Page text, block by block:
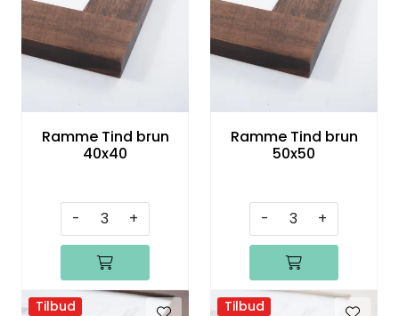
Ramme Tind brun
40x40
- +
Ramme Tind brun
50x50
- +
Tilbud Tilbud